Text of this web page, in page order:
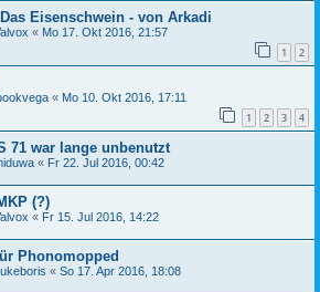
Eisenschwein - von Arkadi
« Mo 17. Okt 2016, 21:57
1 2
« Mo 10. Okt 2016, 17:11
1 2 3 4
71 war lange unbenutzt
« Fr 22. Jul 2016, 00:42
(?)
« Fr 15. Jul 2016, 14:22
Phonomopped
« So 17. Apr 2016, 18:08